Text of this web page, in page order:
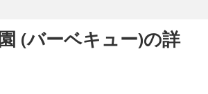
(バーベキュー)の詳